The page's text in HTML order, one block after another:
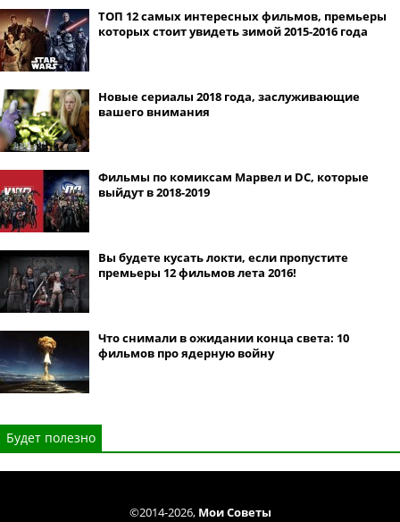
ТОП 12 самых интересных фильмов, премьеры
которых стоит увидеть зимой 2015-2016 года
Новые сериалы 2018 года, заслуживающие
вашего внимания
Фильмы по комиксам Марвел и DC, которые
выйдут в 2018-2019
Вы будете кусать локти, если пропустите
премьеры 12 фильмов лета 2016!
Что снимали в ожидании конца света: 10
фильмов про ядерную войну
Будет полезно
©2014-2026, Мои Советы